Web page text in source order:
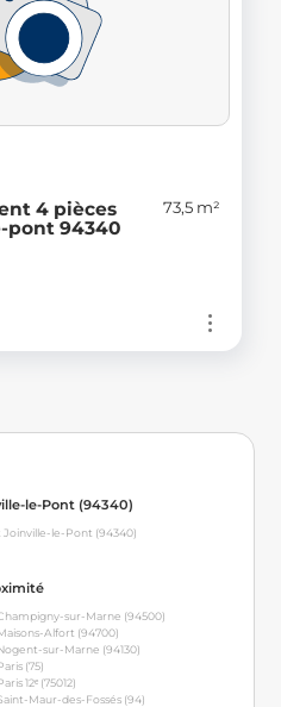
4 pièces
pont 94340
73,5 m²
le-Pont (94340)
le-Pont (94340)
sur-Marne (94500)
Alfort (94700)
sur-Marne (94130)
(75)
12ᵉ (75012)
Maur-des-Fossés (94)